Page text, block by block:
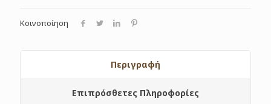
Κοινοποίηση
Περιγραφή
Επιπρόσθετες Πληροφορίες